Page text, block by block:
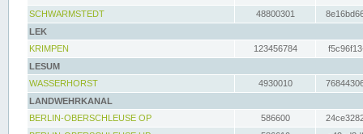
SCHWARMSTEDT
48800301
LEK
KRIMPEN
123456784
LESUM
WASSERHORST
4930010
LANDWEHRKANAL
BERLIN-OBERSCHLEUSE OP
586600